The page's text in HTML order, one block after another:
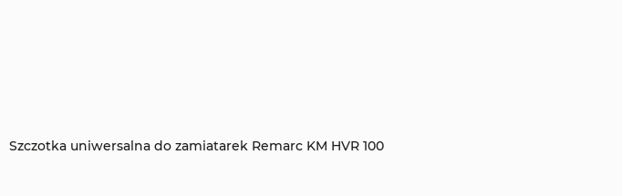
Szczotka uniwersalna do zamiatarek Remarc KM HVR 100